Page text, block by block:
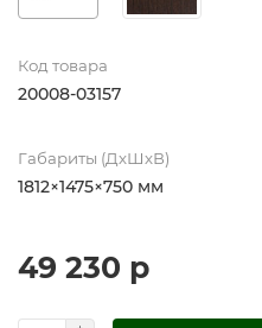
Код товара
20008-03157
Габариты (ДхШхВ)
1812×1475×750 мм
49 230 р